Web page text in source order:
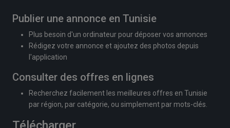
Publier une annonce en Tunisie
Plus besoin d'un ordinateur pour déposer vos annonces
Rédigez votre annonce et ajoutez des photos depuis
l'application
Consulter des offres en lignes
Recherchez facilement les meilleures offres en Tunisie
par région, par catégorie, ou simplement par mots-clés.